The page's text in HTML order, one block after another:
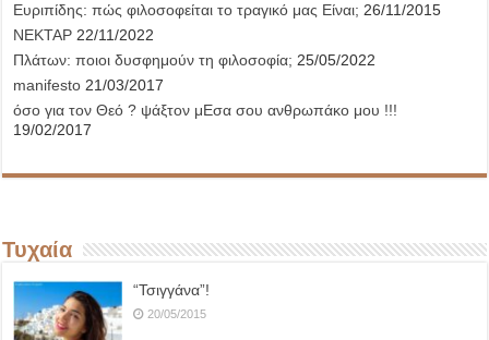
Ευριπίδης: πώς φιλοσοφείται το τραγικό μας Είναι; 26/11/2015
ΝΕΚΤΑΡ 22/11/2022
Πλάτων: ποιοι δυσφημούν τη φιλοσοφία; 25/05/2022
manifesto 21/03/2017
όσο για τον Θεό ? ψάξτον μΕσα σου ανθρωπάκο μου !!!
19/02/2017
Τυχαία
“Τσιγγάνα”!
20/05/2015